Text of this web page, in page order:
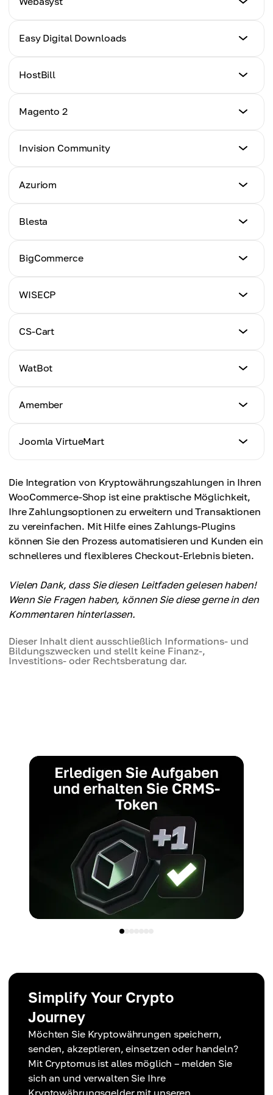
Anleitung
Easy Digital Downloads
Anleitung
HostBill
Anleitung
Magento 2
Anleitung
Invision Community
Anleitung
Azuriom
Anleitung
Blesta
Anleitung
BigCommerce
Anleitung
WISECP
Anleitung
CS-Cart
Anleitung
WatBot
Anleitung
Amember
Anleitung
Joomla VirtueMart
Hier klicken
Die Integration von Kryptowährungszahlungen in Ihren
WooCommerce-Shop ist eine praktische Möglichkeit,
Ihre Zahlungsoptionen zu erweitern und Transaktionen
zu vereinfachen. Mit Hilfe eines Zahlungs-Plugins
können Sie den Prozess automatisieren und Kunden ein
schnelleres und flexibleres Checkout-Erlebnis bieten.
Vielen Dank, dass Sie diesen Leitfaden gelesen haben!
Wenn Sie Fragen haben, können Sie diese gerne in den
Kommentaren hinterlassen.
Dieser Inhalt dient ausschließlich Informations- und
Bildungszwecken und stellt keine Finanz-,
Investitions- oder Rechtsberatung dar.
Simplify Your Crypto
Journey
Möchten Sie Kryptowährungen speichern,
senden, akzeptieren, einsetzen oder handeln?
Mit Cryptomus ist alles möglich – melden Sie
sich an und verwalten Sie Ihre